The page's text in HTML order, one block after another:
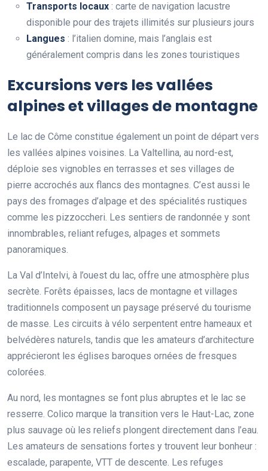
Transports locaux : carte de navigation lacustre
disponible pour des trajets illimités sur plusieurs jours
Langues : l’italien domine, mais l’anglais est
généralement compris dans les zones touristiques
Excursions vers les vallées
alpines et villages de montagne
Le lac de Côme constitue également un point de départ vers
les vallées alpines voisines. La Valtellina, au nord-est,
déploie ses vignobles en terrasses et ses villages de
pierre accrochés aux flancs des montagnes. C’est aussi le
pays des fromages d’alpage et des spécialités rustiques
comme les pizzoccheri. Les sentiers de randonnée y sont
innombrables, reliant refuges, alpages et sommets
panoramiques.
La Val d’Intelvi, à l’ouest du lac, offre une atmosphère plus
secrète. Forêts épaisses, lacs de montagne et villages
traditionnels composent un paysage préservé du tourisme
de masse. Les circuits à vélo serpentent entre hameaux et
belvédères naturels, tandis que les amateurs d’architecture
apprécieront les églises baroques ornées de fresques
colorées.
Au nord, les montagnes se font plus abruptes et le lac se
resserre. Colico marque la transition vers le Haut-Lac, zone
plus sauvage où les reliefs plongent directement dans l’eau.
Les amateurs de sensations fortes y trouvent leur bonheur :
escalade, parapente, VTT de descente. Les refuges